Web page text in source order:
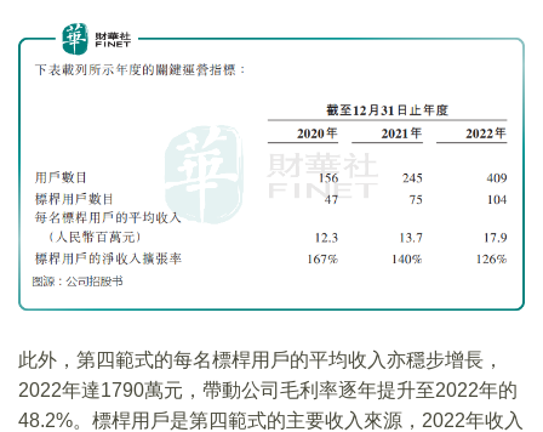
此外，第四範式的每名標桿用戶的平均收入亦穩步增長，
2022年達1790萬元，帶動公司毛利率逐年提升至2022年的
48.2%。標桿用戶是第四範式的主要收入來源，2022年收入